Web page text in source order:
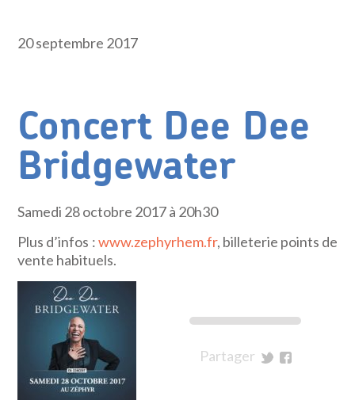
20 septembre 2017
Concert Dee Dee
Bridgewater
Samedi 28 octobre 2017 à 20h30
Plus d’infos :www.zephyrhem.fr, billeterie points de
vente habituels.
Partager